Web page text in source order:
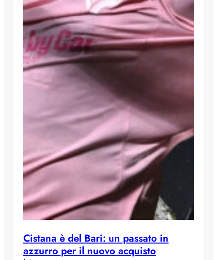
Cistana è del Bari: un passato in
azzurro per il nuovo acquisto